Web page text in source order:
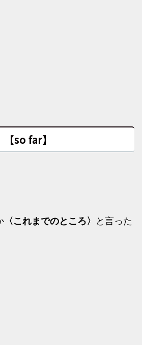
【so far】
〈これまでのところ〉
と言った